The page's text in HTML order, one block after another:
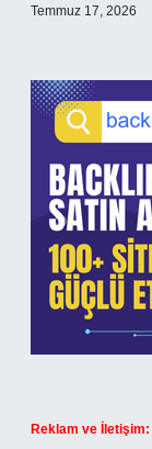
Temmuz 17, 2026
Reklam ve İletişim: